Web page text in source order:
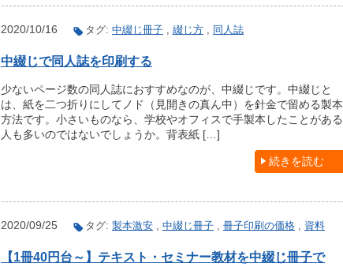
2020/10/16 タグ: 中綴じ冊子 綴じ方 同人誌
中綴じで同人誌を印刷する
少ないページ数の同人誌におすすめなのが、中綴じです。中綴じと
は、紙を二つ折りにしてノド（見開きの真ん中）を針金で留める製本
方法です。小さいものなら、学校やオフィスで手製本したことがある
人も多いのではないでしょうか。背表紙 […]
続きを読む
2020/09/25 タグ: 製本激安 , 中綴じ冊子 , 冊子印刷の価格 , 資料
【1冊40円台～】テキスト・セミナー教材を中綴じ冊子で